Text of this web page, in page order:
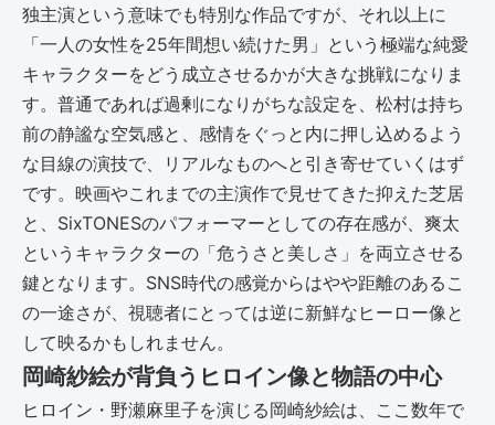
独主演という意味でも特別な作品ですが、それ以上に
「一人の女性を25年間想い続けた男」という極端な純愛
キャラクターをどう成立させるかが大きな挑戦になりま
す。普通であれば過剰になりがちな設定を、松村は持ち
前の静謐な空気感と、感情をぐっと内に押し込めるよう
な目線の演技で、リアルなものへと引き寄せていくはず
です。映画やこれまでの主演作で見せてきた抑えた芝居
と、SixTONESのパフォーマーとしての存在感が、爽太
というキャラクターの「危うさと美しさ」を両立させる
鍵となります。SNS時代の感覚からはやや距離のあるこ
の一途さが、視聴者にとっては逆に新鮮なヒーロー像と
して映るかもしれません。
岡崎紗絵が背負うヒロイン像と物語の中心
ヒロイン・野瀬麻里子を演じる岡崎紗絵は、ここ数年で